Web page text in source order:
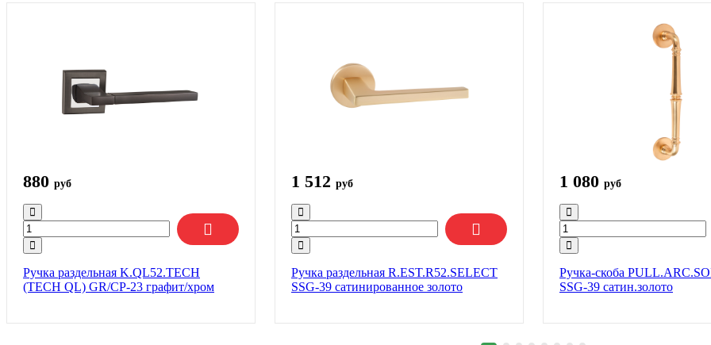
880 руб
Ручка раздельная K.QL52.TECH
(TECH QL) GR/CP-23 графит/хром
1 512 руб
Ручка раздельная R.EST.R52.SELECT
SSG-39 сатинированное золото
1 080 руб
Ручка-скоба
SSG-39 сатин.золото